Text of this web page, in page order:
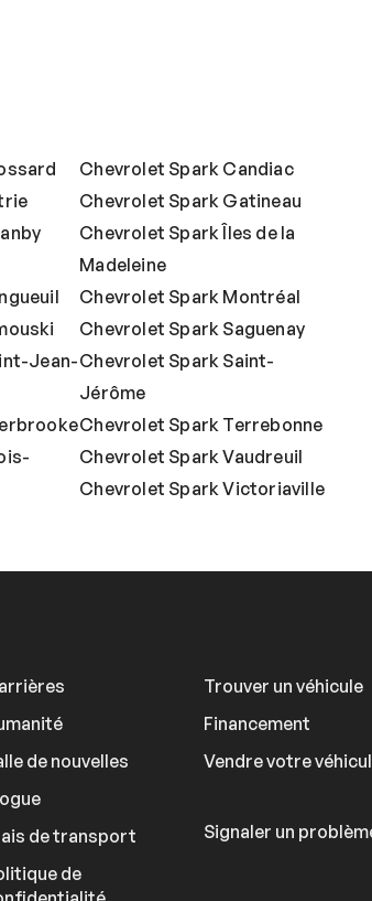
Chevrolet Spark Candiac
Chevrolet Spark Gatineau
Chevrolet Spark Îles de la
Madeleine
Chevrolet Spark Montréal
Chevrolet Spark Saguenay
Jean-Chevrolet Spark Saint-
Jérôme
Chevrolet Spark Terrebonne
Chevrolet Spark Vaudreuil
Chevrolet Spark Victoriaville
de nouvelles
de transport
de
Trouver un véhicule
Financement
Vendre votre
Signaler un